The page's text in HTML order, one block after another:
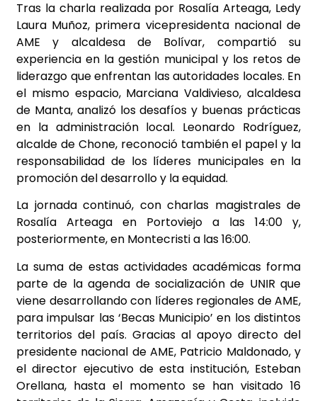
Tras la charla realizada por Rosalía Arteaga, Ledy
Laura Muñoz, primera vicepresidenta nacional de
AME y alcaldesa de Bolívar, compartió su
experiencia en la gestión municipal y los retos de
liderazgo que enfrentan las autoridades locales. En
el mismo espacio, Marciana Valdivieso, alcaldesa
de Manta, analizó los desafíos y buenas prácticas
en la administración local. Leonardo Rodríguez,
alcalde de Chone, reconoció también el papel y la
responsabilidad de los líderes municipales en la
promoción del desarrollo y la equidad.
La jornada continuó, con charlas magistrales de
Rosalía Arteaga en Portoviejo a las 14:00 y,
posteriormente, en Montecristi a las 16:00.
La suma de estas actividades académicas forma
parte de la agenda de socialización de UNIR que
viene desarrollando con líderes regionales de AME,
para impulsar las ‘Becas Municipio’ en los distintos
territorios del país. Gracias al apoyo directo del
presidente nacional de AME, Patricio Maldonado, y
el director ejecutivo de esta institución, Esteban
Orellana, hasta el momento se han visitado 16